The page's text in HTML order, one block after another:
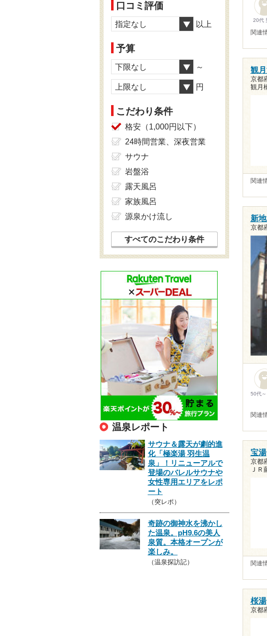
20代
関連
観
京都
観月
関連
新
京都
50代
関連
宝湯
京都
ＪＲ
関連
桜湯
京都
口コミ評価
指定なし 以上
予算
下限なし ～
上限なし 円
こだわり条件
格安（1,000円以下）
24時間営業、深夜営業
サウナ
岩盤浴
露天風呂
家族風呂
源泉かけ流し
すべてのこだわり条件
温泉レポート
サウナ＆露天が劇的進
化「極楽湯 羽生温
泉」！リニューアルで
登場のバレルサウナや
女性専用エリアをレポ
ート
（突レポ）
奇跡の御神水を沸かし
た温泉。pH9.6の美人
泉質。本格オープンが
楽しみ。
（温泉探訪記）